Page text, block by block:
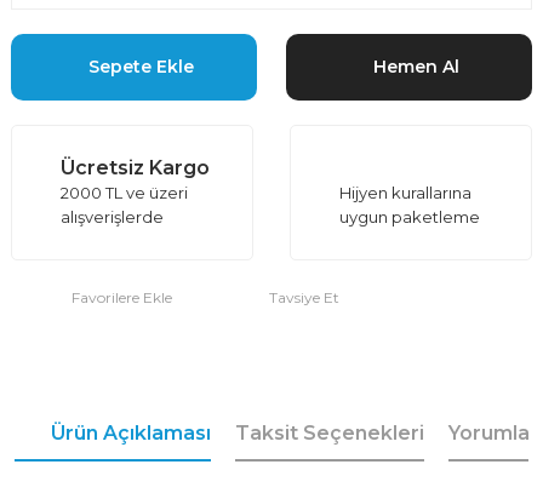
Sepete Ekle Hemen Al
Ücretsiz Kargo
2000 TL ve üzeri
alışverişlerde
Hijyen kurallarına
uygun paketleme
Tavsiye Et
Ürün Açıklaması Taksit Seçenekleri Yorumlar